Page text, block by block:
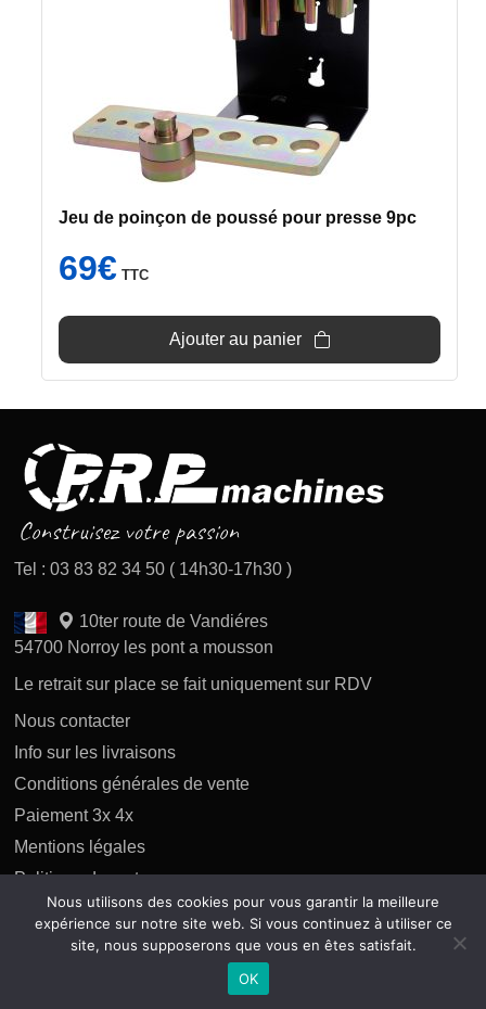
Jeu de poinçon de poussé pour presse 9pc
69€ TTC
Ajouter au panier
Tel : 03 83 82 34 50 ( 14h30-17h30 )
10ter route de Vandiéres
54700 Norroy les pont a mousson
Le retrait sur place se fait uniquement sur RDV
Nous contacter
Info sur les livraisons
Conditions générales de vente
Paiement 3x 4x
Mentions légales
Politique des retours
Politique de confidentialité
Copyright 2026 tous droits réservés AP Difusion
Nous utilisons des cookies pour vous garantir la meilleure
expérience sur notre site web. Si vous continuez à utiliser ce
site, nous supposerons que vous en êtes satisfait.
OK